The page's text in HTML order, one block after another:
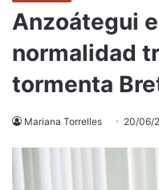
Anzoátegui
normalidad
tormenta
Mariana Torrelles 20/06/